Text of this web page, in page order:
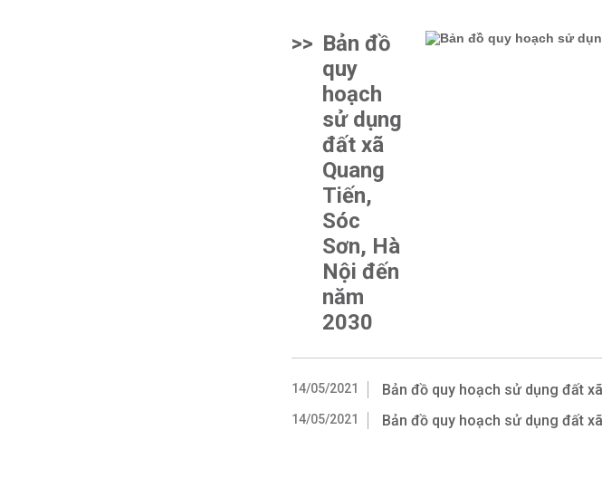
>> Bản đồ
quy
hoạch
sử dụng
đất xã
Quang
Tiến,
Sóc
Sơn, Hà
Nội đến
năm
2030
14/05/2021 Bản đồ quy hoạch sử dụng đất
14/05/2021 Bản đồ quy hoạch sử dụng đất